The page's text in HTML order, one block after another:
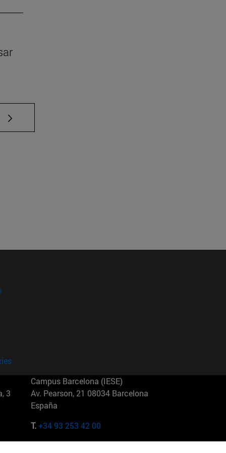
TAB para desplazarse.
3
Campus Barcelona (IESE)
Av. Pearson, 21 08034 Barcelona
España
T.+34 93 253 42 00